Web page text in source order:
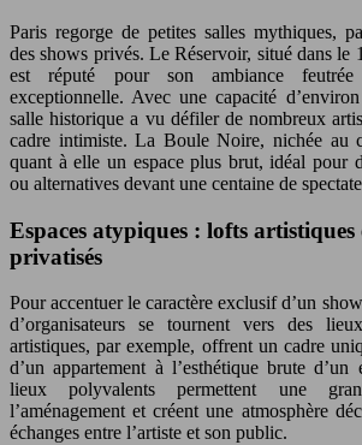
Paris regorge de petites salles mythiques,
des shows privés. Le Réservoir, situé dans le
est réputé pour son ambiance
exceptionnelle. Avec une capacité
salle historique a vu défiler de nombreux
cadre intimiste. La Boule Noire, nichée au
quant à elle un espace plus brut, idéal pour
ou alternatives devant une centaine de
Espaces atypiques : lofts
privatisés
Pour accentuer le caractère exclusif d’un
d’organisateurs se tournent vers des
artistiques, par exemple, offrent un cadre
d’un appartement à l’esthétique brute d’un
lieux polyvalents permettent une
l’aménagement et créent une atmosphère
échanges entre l’artiste et son public.